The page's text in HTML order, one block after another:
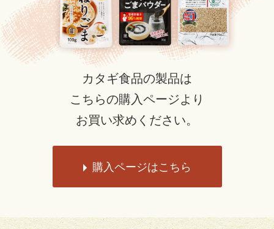
カタギ食品の製品は
こちらの購入ページより
お買い求めください。
購入ページはこちら